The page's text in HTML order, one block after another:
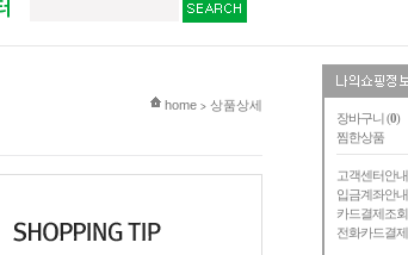
장바구니 (0)
찜한상품
고객센터안내
입금계좌안내
카드결제조회
전화카드결제
현재 위치
home > 상품상세